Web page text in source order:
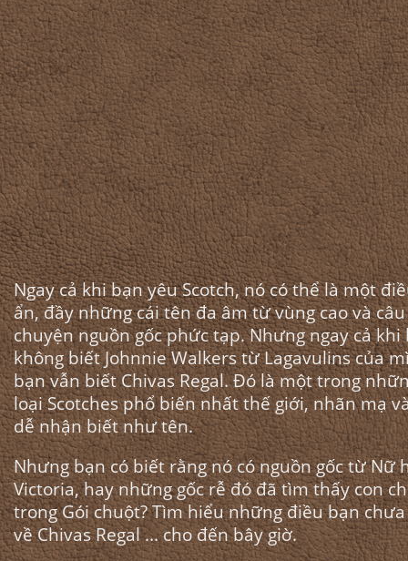
Ngay cả khi bạn yêu Scotch, nó có thể là một
ẩn, đầy những cái tên đa âm từ vùng cao và câu
chuyện nguồn gốc phức tạp. Nhưng ngay cả khi
không biết Johnnie Walkers từ Lagavulins của
bạn vẫn biết Chivas Regal. Đó là một trong
loại Scotches phổ biến nhất thế giới, nhãn mạ
dễ nhận biết như tên.
Nhưng bạn có biết rằng nó có nguồn gốc từ Nữ
Victoria, hay những gốc rễ đó đã tìm thấy con
trong Gói chuột? Tìm hiểu những điều bạn
về Chivas Regal ... cho đến bây giờ.